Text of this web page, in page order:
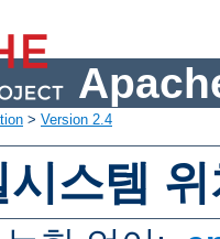
> Version 2.4
스템